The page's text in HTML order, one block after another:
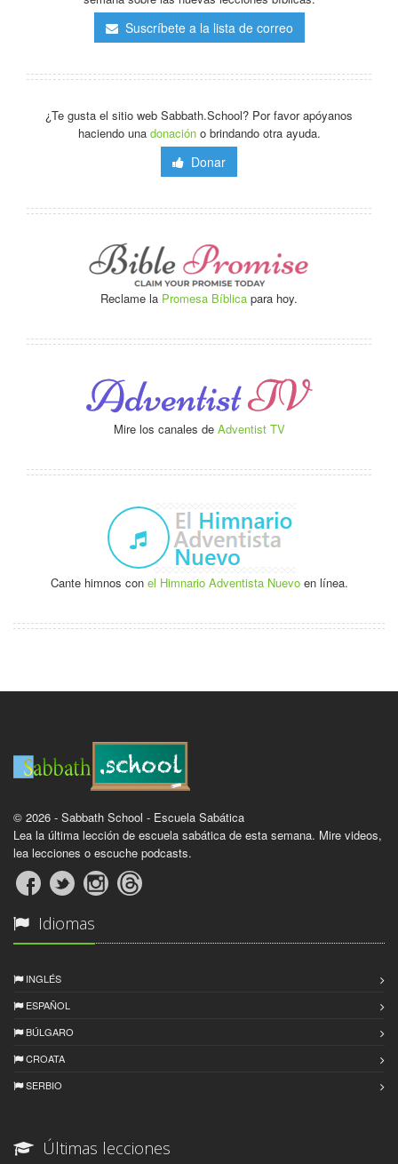
Suscríbete a la lista de correo
¿Te gusta el sitio web Sabbath.School? Por favor apóyanos
haciendo una donacióno brindando otra ayuda.
Donar
Reclame la Promesa Bíblica para hoy.
Mire los canales de Adventist TV
Cante himnos con el Himnario Adventista Nuevoen línea.
© 2026 - Sabbath School - Escuela Sabática
Lea la última lección de escuela sabática de esta semana. Mire videos,
lea lecciones o escuche podcasts.
Idiomas
INGLÉS
ESPAÑOL
BÚLGARO
CROATA
SERBIO
Últimas lecciones